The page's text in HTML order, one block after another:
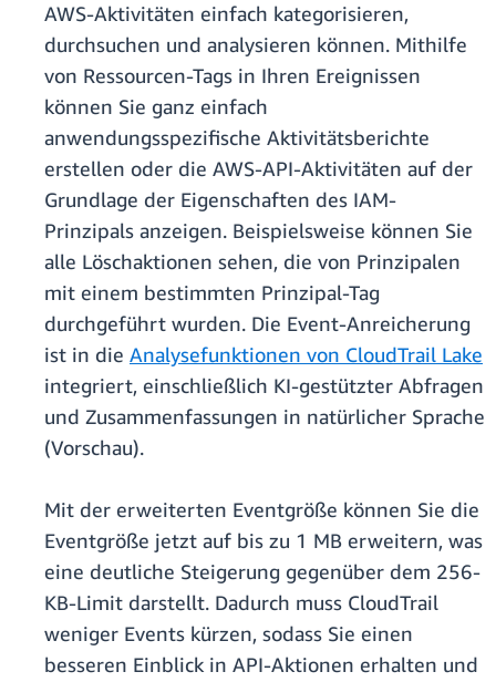
AWS-Aktivitäten einfach kategorisieren,
durchsuchen und analysieren können. Mithilfe
von Ressourcen-Tags in Ihren Ereignissen
können Sie ganz einfach
anwendungsspezifische Aktivitätsberichte
erstellen oder die AWS-API-Aktivitäten auf der
Grundlage der Eigenschaften des IAM-
Prinzipals anzeigen. Beispielsweise können Sie
alle Löschaktionen sehen, die von Prinzipalen
mit einem bestimmten Prinzipal-Tag
durchgeführt wurden. Die Event-Anreicherung
ist in die Analysefunktionen von CloudTrail Lake
integriert, einschließlich KI-gestützter Abfragen
und Zusammenfassungen in natürlicher Sprache
(Vorschau).
Mit der erweiterten Eventgröße können Sie die
Eventgröße jetzt auf bis zu 1 MB erweitern, was
eine deutliche Steigerung gegenüber dem 256-
KB-Limit darstellt. Dadurch muss CloudTrail
weniger Events kürzen, sodass Sie einen
besseren Einblick in API-Aktionen erhalten und